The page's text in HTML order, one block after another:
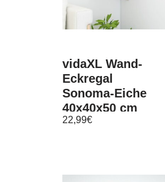
vidaXL Wand-
Eckregal
Sonoma-Eiche
40x40x50 cm
Holzwerkstoff
22,99€